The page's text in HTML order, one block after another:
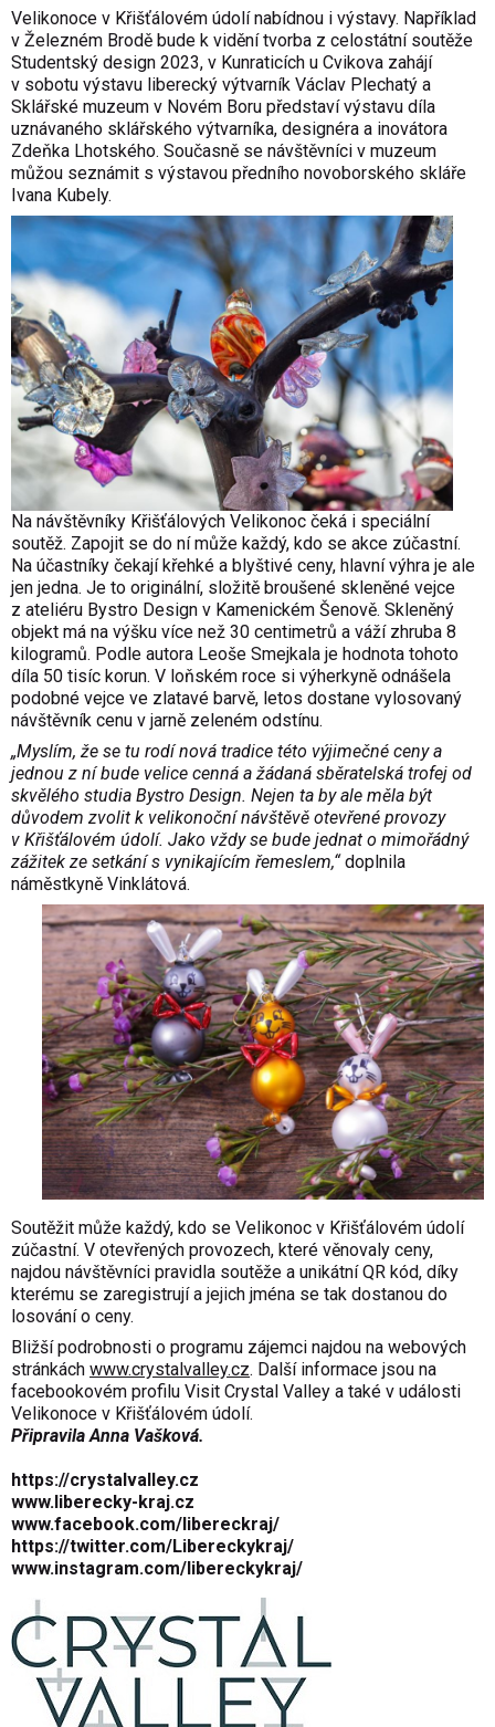
Velikonoce v Křišťálovém údolí nabídnou i výstavy. Například
v Železném Brodě bude k vidění tvorba z celostátní soutěže
Studentský design 2023, v Kunraticích u Cvikova zahájí
v sobotu výstavu liberecký výtvarník Václav Plechatý a
Sklářské muzeum v Novém Boru představí výstavu díla
uznávaného sklářského výtvarníka, designéra a inovátora
Zdeňka Lhotského. Současně se návštěvníci v muzeum
můžou seznámit s výstavou předního novoborského skláře
Ivana Kubely.
Na návštěvníky Křišťálových Velikonoc čeká i speciální
soutěž. Zapojit se do ní může každý, kdo se akce zúčastní.
Na účastníky čekají křehké a blyštivé ceny, hlavní výhra je ale
jen jedna. Je to originální, složitě broušené skleněné vejce
z ateliéru Bystro Design v Kamenickém Šenově. Skleněný
objekt má na výšku více než 30 centimetrů a váží zhruba 8
kilogramů. Podle autora Leoše Smejkala je hodnota tohoto
díla 50 tisíc korun. V loňském roce si výherkyně odnášela
podobné vejce ve zlatavé barvě, letos dostane vylosovaný
návštěvník cenu v jarně zeleném odstínu.
„Myslím, že se tu rodí nová tradice této výjimečné ceny a
jednou z ní bude velice cenná a žádaná sběratelská trofej od
skvělého studia Bystro Design. Nejen ta by ale měla být
důvodem zvolit k velikonoční návštěvě otevřené provozy
v Křišťálovém údolí. Jako vždy se bude jednat o mimořádný
zážitek ze setkání s vynikajícím řemeslem,“doplnila
náměstkyně Vinklátová.
Soutěžit může každý, kdo se Velikonoc v Křišťálovém údolí
zúčastní. V otevřených provozech, které věnovaly ceny,
najdou návštěvníci pravidla soutěže a unikátní QR kód, díky
kterému se zaregistrují a jejich jména se tak dostanou do
losování o ceny.
Bližší podrobnosti o programu zájemci najdou na webových
stránkách www.crystalvalley.cz. Další informace jsou na
facebookovém profilu Visit Crystal Valley a také v události
Velikonoce v Křišťálovém údolí.
Připravila Anna Vašková.
https://crystalvalley.cz
www.liberecky-kraj.cz
www.facebook.com/libereckraj/
https://twitter.com/Libereckykraj/
www.instagram.com/libereckykraj/